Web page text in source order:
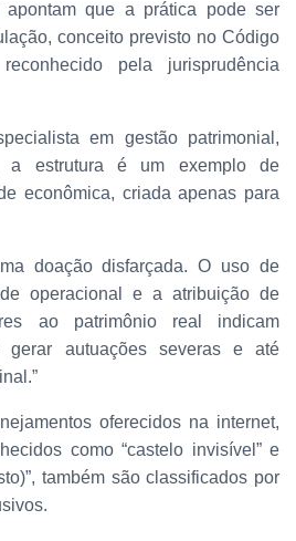
apontam que a prática pode ser
conceito previsto no Código
pela jurisprudência
em gestão patrimonial,
a estrutura é um exemplo de
econômica, criada apenas para
doação disfarçada. O uso de
operacional e a atribuição de
ao patrimônio real indicam
gerar autuações severas e até
oferecidos na internet,
como “castelo invisível” e
também são classificados por